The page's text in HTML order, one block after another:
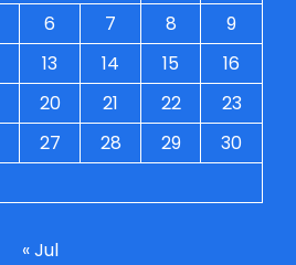
6 7 8
9
13 14 15
16
20 21 22
23
27 28 29
30
« Jul